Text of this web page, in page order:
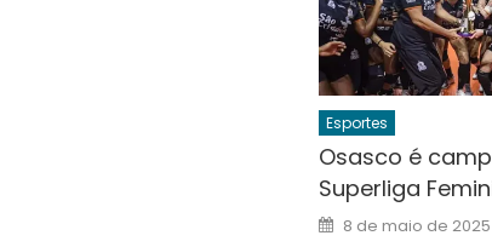
Esportes
Osasco é
Superliga
Posted
on
8 de maio de 2025